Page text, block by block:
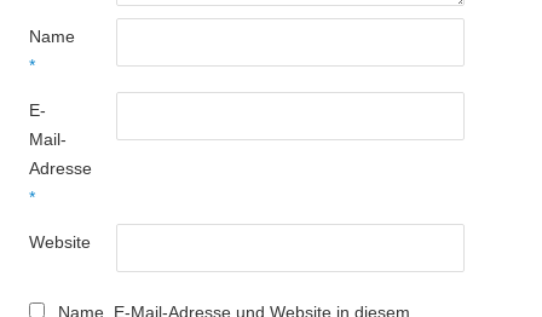
Name
*
E-
Mail-
Adresse
*
Website
Name, E-Mail-Adresse und Website in diesem